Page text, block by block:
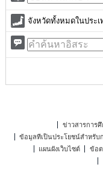
จังหวัดทั้งหมดในประ
ข่าวสารการ
ข้อมูลที่เป็นประโยชน์สำหรับ
แผนผังเว็บไซต์
ข้อต